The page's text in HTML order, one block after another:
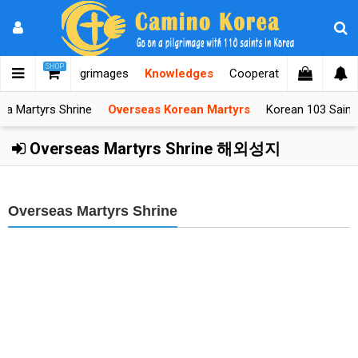
SHOP
After Pilgrimages Knowledges Cooperators Help
Martyrs Shrine Overseas Korean Martyrs Korean 103
Overseas Martyrs Shrine 해외성지
Overseas Martyrs Shrine